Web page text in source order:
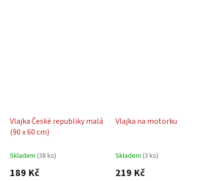
Vlajka České republiky malá
(90 x 60 cm)
Skladem (38 ks)
189 Kč
Vlajka na motorku
Skladem (3 ks)
219 Kč